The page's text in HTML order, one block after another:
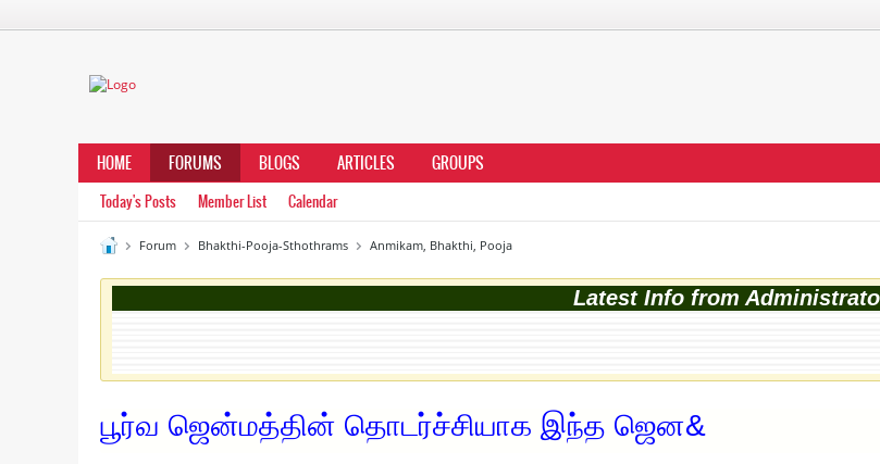
HOME FORUMS BLOGS ARTICLES GROUPS
Today's Posts Member List Calendar
Forum Bhakthi-Pooja-Sthothrams Anmikam, Bhakthi, Pooja
Latest Info from
பூர்வ ஜென்மத்தின் தொடர்ச்சியாக இந்த ஜென&